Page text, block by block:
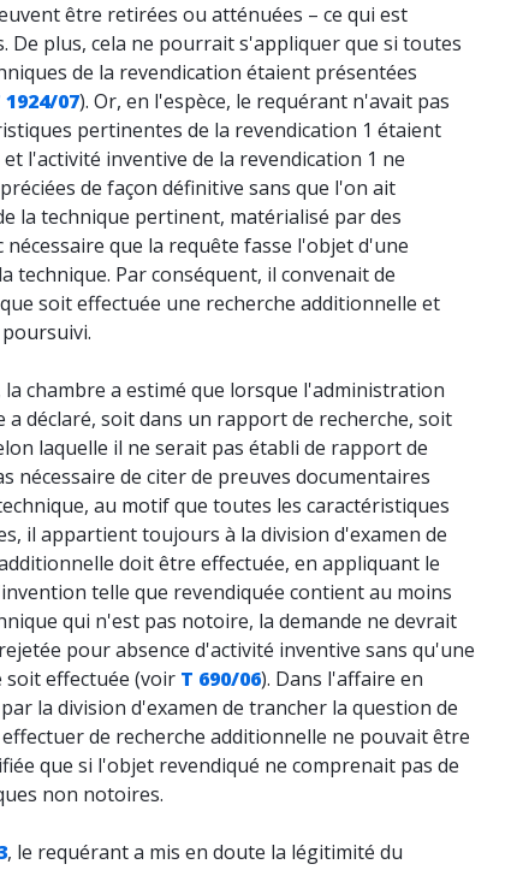
être retirées ou atténuées – ce qui est
De plus, cela ne pourrait s'appliquer que si toutes
de la revendication étaient présentées
1924/07). Or, en l'espèce, le requérant n'avait pas
pertinentes de la revendication 1 étaient
l'activité inventive de la revendication 1 ne
de façon définitive sans que l'on ait
la technique pertinent, matérialisé par des
que la requête fasse l'objet d'une
technique. Par conséquent, il convenait de
soit effectuée une recherche additionnelle et
la chambre a estimé que lorsque l'administration
a déclaré, soit dans un rapport de recherche, soit
laquelle il ne serait pas établi de rapport de
nécessaire de citer de preuves documentaires
au motif que toutes les caractéristiques
il appartient toujours à la division d'examen de
doit être effectuée, en appliquant le
telle que revendiquée contient au moins
qui n'est pas notoire, la demande ne devrait
pour absence d'activité inventive sans qu'une
soit effectuée (voir T 690/06). Dans l'affaire en
la division d'examen de trancher la question de
de recherche additionnelle ne pouvait être
que si l'objet revendiqué ne comprenait pas de
non notoires.
, le requérant a mis en doute la légitimité du